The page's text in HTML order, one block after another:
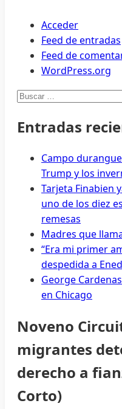
Acceder
Feed de entradas
Feed de
WordPress.org
Buscar:
Entradas
Campo
Trump y los
Tarjeta Finabien
uno de los diez
remesas
Madres que
“Era mi primer
despedida a
George
en Chicago
Noveno
migrantes
derecho a
Corto)